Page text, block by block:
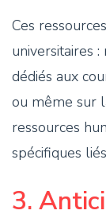
Ces
universitaires :
dédiés aux
ou même sur
ressources
spécifiques
3.